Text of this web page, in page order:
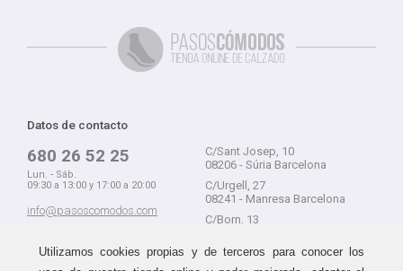
Datos de contacto
680 26 52 25
Lun. - Sáb.
09:30 a 13:00 y 17:00 a 20:00
info@pasoscomodos.com
C/Sant Josep, 10
08206 - Súria Barcelona
C/Urgell, 27
08241 - Manresa Barcelona
C/Born, 13
Utilizamos cookies propias y de terceros para conocer los